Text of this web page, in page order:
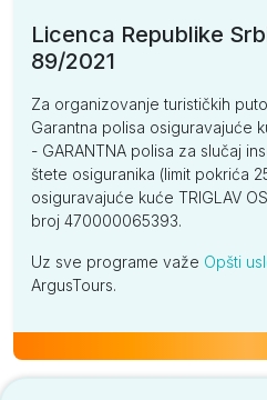
Licenca Republike
89/2021
Za organizovanje turističkih
Garantna polisa osiguravajuće
- GARANTNA polisa za slučaj
štete osiguranika (limit pokrića
osiguravajuće kuće TRIGLAV
broj 470000065393.
Uz sve programe važe Opšti
ArgusTours.